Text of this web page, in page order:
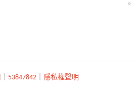
53847842｜ 隱私權聲明